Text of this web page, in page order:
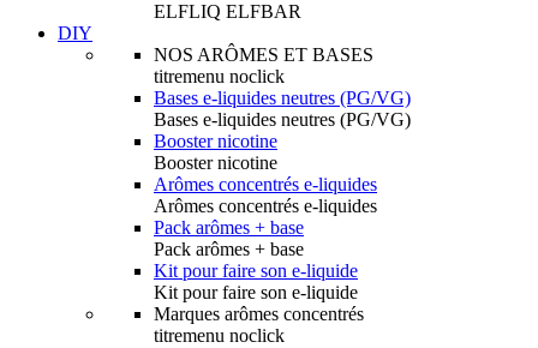
ELFLIQ ELFBAR
DIY
NOS ARÔMES ET BASES
titremenu noclick
Bases e-liquides neutres (PG/VG)
Bases e-liquides neutres (PG/VG)
Booster nicotine
Booster nicotine
Arômes concentrés e-liquides
Arômes concentrés e-liquides
Pack arômes + base
Pack arômes + base
Kit pour faire son e-liquide
Kit pour faire son e-liquide
Marques arômes concentrés
titremenu noclick